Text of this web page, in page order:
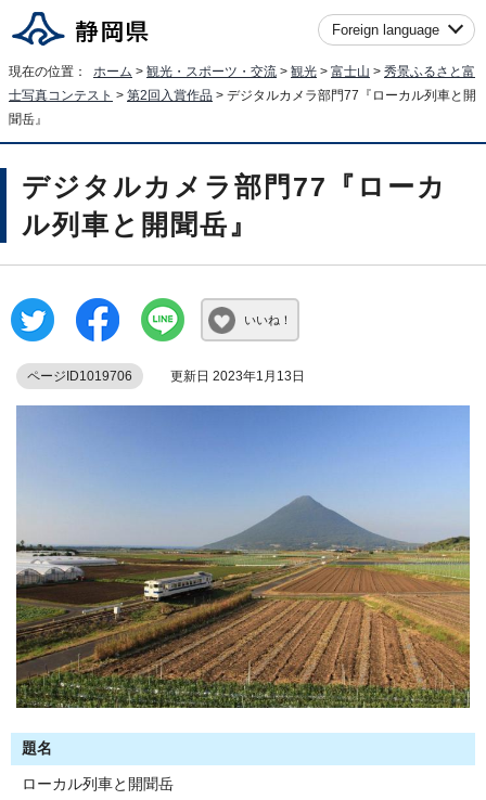
Foreign language
現在の位置： ホーム > 観光・スポーツ・交流 > 観光 > 富士山 > 秀景ふるさと富
士写真コンテスト > 第2回入賞作品 > デジタルカメラ部門77『ローカル列車と開
聞岳』
デジタルカメラ部門77『ローカ
ル列車と開聞岳』
いいね！
ページID1019706 更新日 2023年1月13日
題名
ローカル列車と開聞岳